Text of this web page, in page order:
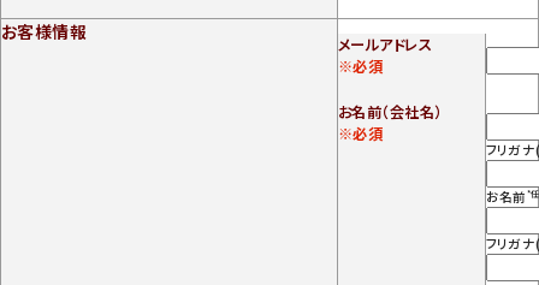
お客様情報
メールアドレス
※必須
お名前（会社名）
※必須
フリガ
お名前 *
フリガ